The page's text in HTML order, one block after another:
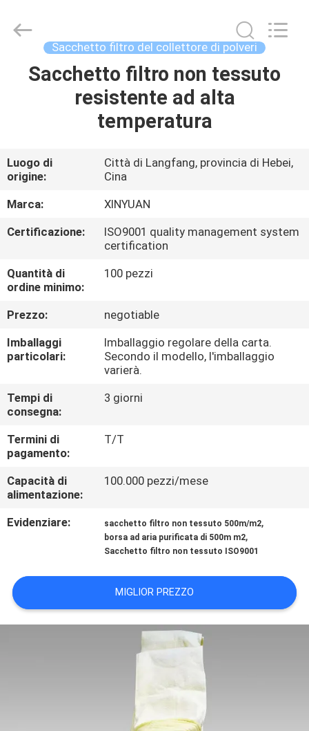
CASA
CIRCA
NOI
GIRO
FABBRICA
CONTROLLO
DI
QUALITÀ
CONTATTICI
RICHIEDA
UNA
CITAZIONE
DEL
SITO
manufacturing
Reserved.
Sacchetto filtro del collettore di polveri
Sacchetto filtro non tessuto
resistente ad alta
temperatura
Luogo di
origine:
Città di Langfang, provincia di Hebei,
Cina
Marca:
XINYUAN
Certificazione:
ISO9001 quality management system
certification
Quantità di
ordine minimo:
100 pezzi
Prezzo:
negotiable
Imballaggi
particolari:
Imballaggio regolare della carta.
Secondo il modello, l'imballaggio
varierà.
Tempi di
consegna:
3 giorni
Termini di
pagamento:
T/T
Capacità di
alimentazione:
100.000 pezzi/mese
Evidenziare: sacchetto filtro non tessuto 500m/m2,
borsa ad aria purificata di 500m m2,
Sacchetto filtro non tessuto ISO9001
MIGLIOR PREZZO